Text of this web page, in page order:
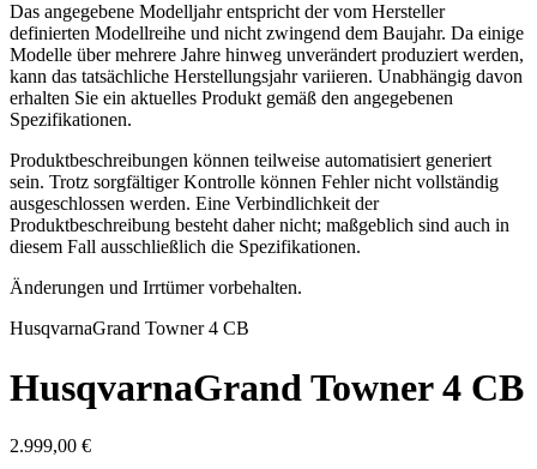
Das angegebene Modelljahr entspricht der vom Hersteller
definierten Modellreihe und nicht zwingend dem Baujahr. Da einige
Modelle über mehrere Jahre hinweg unverändert produziert werden,
kann das tatsächliche Herstellungsjahr variieren. Unabhängig davon
erhalten Sie ein aktuelles Produkt gemäß den angegebenen
Spezifikationen.
Produktbeschreibungen können teilweise automatisiert generiert
sein. Trotz sorgfältiger Kontrolle können Fehler nicht vollständig
ausgeschlossen werden. Eine Verbindlichkeit der
Produktbeschreibung besteht daher nicht; maßgeblich sind auch in
diesem Fall ausschließlich die Spezifikationen.
Änderungen und Irrtümer vorbehalten.
HusqvarnaGrand Towner 4 CB
HusqvarnaGrand Towner 4 CB
2.999,00 €